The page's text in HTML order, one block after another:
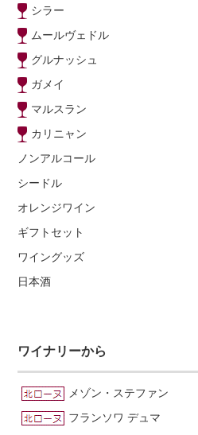
シラー
ムールヴェドル
グルナッシュ
ガメイ
マルスラン
カリニャン
ノンアルコール
シードル
オレンジワイン
ギフトセット
ワイングッズ
日本酒
ワイナリーから
メゾン・ステファン
フランソワ デュマ